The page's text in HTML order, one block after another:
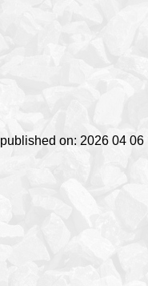
published on: 2026 04 06